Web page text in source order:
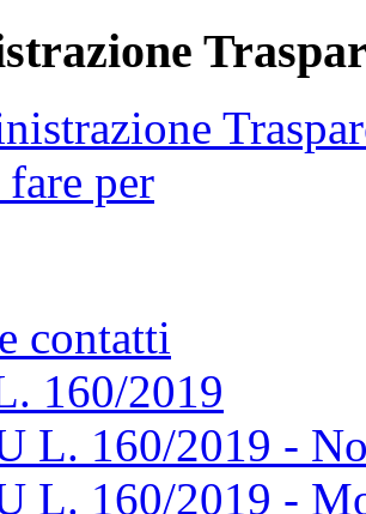
per
contatti
160/2019
L. 160/2019 -
L. 160/2019 -